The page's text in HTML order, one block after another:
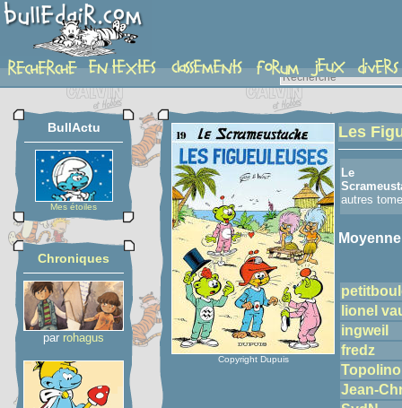
detail-etoiles
BullActu
Mes étoiles
Chroniques
par rohagus
Copyright Dupuis
Les
Le
autres
Moyenne
lionel
ingweil
fredz
Jean-